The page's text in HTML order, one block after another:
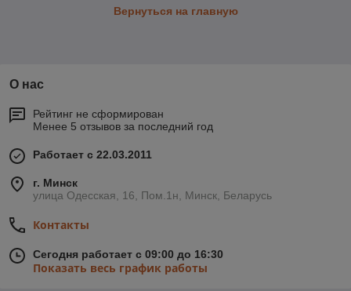
Вернуться на главную
О нас
Рейтинг не сформирован
Менее 5 отзывов за последний год
Работает с 22.03.2011
г. Минск
улица Одесская, 16, Пом.1н, Минск, Беларусь
Контакты
Сегодня работает с 09:00 до 16:30
Показать весь график работы